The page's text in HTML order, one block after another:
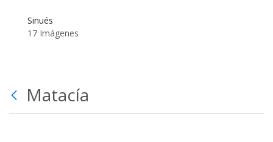
Sinués
17 Imágenes
Matacía